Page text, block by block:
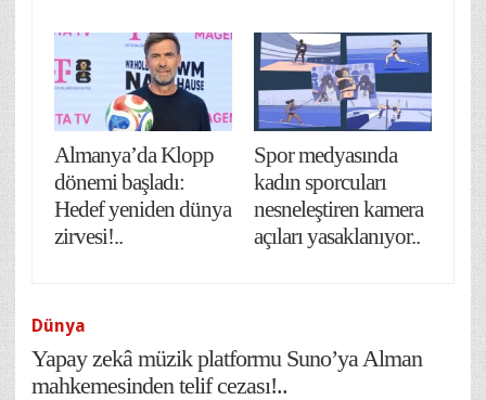
Almanya’da Klopp
dönemi başladı:
Hedef yeniden dünya
zirvesi!..
Spor medyasında
kadın sporcuları
nesneleştiren kamera
açıları yasaklanıyor..
Dünya
Yapay zekâ müzik platformu Suno’ya Alman
mahkemesinden telif cezası!..